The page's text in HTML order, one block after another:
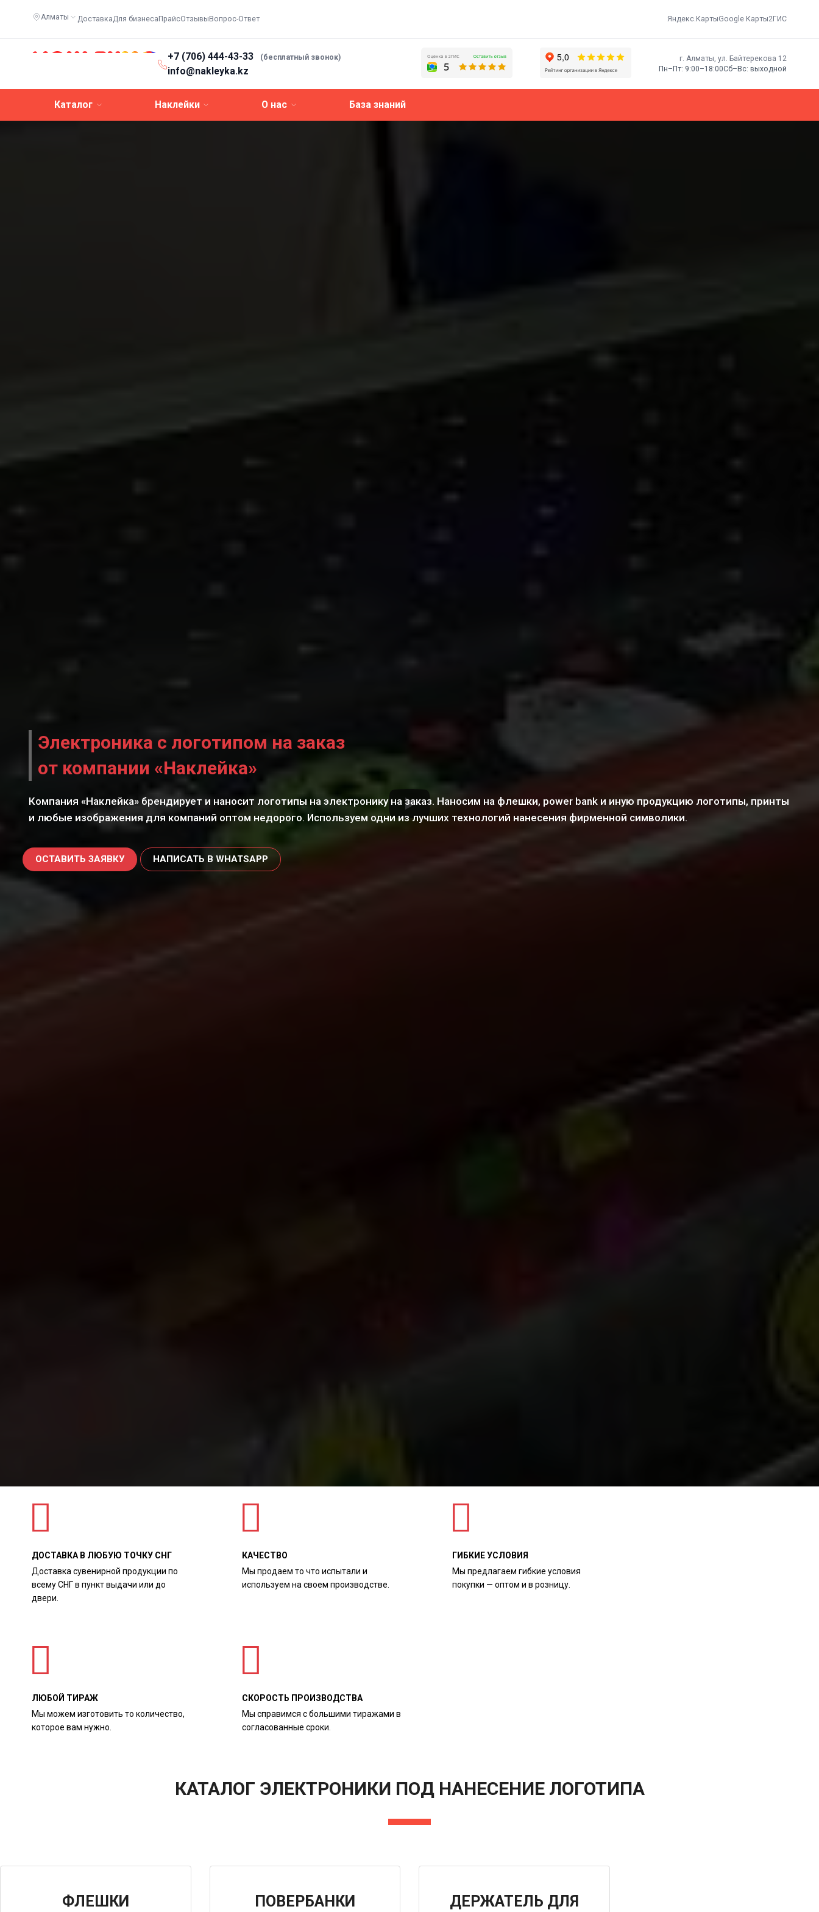
Алматы ДоставкаДля бизнеса ПрайсОтзывы Вопрос-Ответ Яндекс.КартыGoogle Карты2ГИС
+7 (706) 444-43-33 (бесплатный звонок)
info@nakleyka.kz
г. Алматы, ​ул. Байтерекова 12
Пн–Пт: 9:00–18:00Сб–Вс: выходной
Каталог Наклейки О нас База знаний
Электроника с логотипом на заказ
от компании «Наклейка»‎
Компания «Наклейка»‎ брендирует и наносит логотипы на электронику на заказ. Наносим на флешки, power bank и иную продукцию логотипы, принты
и любые изображения для компаний оптом недорого. Используем одни из лучших технологий нанесения фирменной символики.
ОСТАВИТЬ ЗАЯВКУ НАПИСАТЬ В WHATSAPP
ДОСТАВКА В ЛЮБУЮ ТОЧКУ СНГ
Доставка сувенирной продукции по
всему СНГ в пункт выдачи или до
двери.
КАЧЕСТВО
Мы продаем то что испытали и
используем на своем производстве.
ГИБКИЕ УСЛОВИЯ
Мы предлагаем гибкие условия
покупки — оптом и в розницу.
ЛЮБОЙ ТИРАЖ
Мы можем изготовить то количество,
которое вам нужно.
СКОРОСТЬ ПРОИЗВОДСТВА
Мы справимся с большими тиражами в
согласованные сроки.
КАТАЛОГ ЭЛЕКТРОНИКИ ПОД НАНЕСЕНИЕ ЛОГОТИПА
ФЛЕШКИ ПОВЕРБАНКИ ДЕРЖАТЕЛЬ ДЛЯ